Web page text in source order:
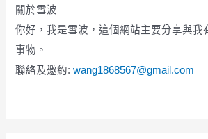
關於雪波
你好，我是雪波，這個網站主要分享與我
事物。
聯絡及邀約:wang1868567@gmail.com